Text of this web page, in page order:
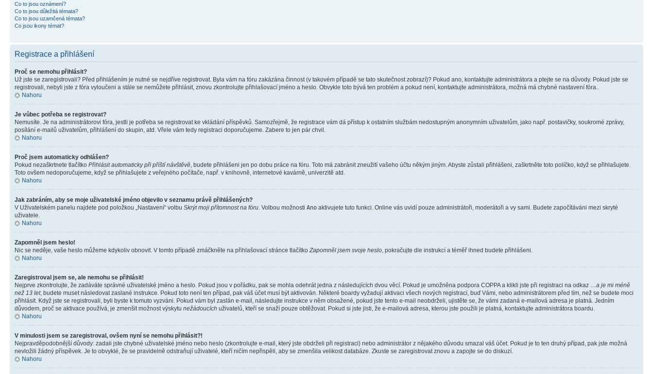
Co to jsou oznámení?
Co to jsou důležitá témata?
Co to jsou uzamčená témata?
Co jsou ikony témat?
Registrace a přihlášení
Proč se nemohu přihlásit?
Už jste se zaregistrovali? Před přihlášením je nutné se nejdříve registrovat. Byla vám na fóru zakázána činnost (v takovém případě se tato skutečnost zobrazí)? Pokud ano, kontaktujte administrátora a ptejte se na důvody. Pokud jste se
registrovali, nebyli jste z fóra vyloučeni a stále se nemůžete přihlásit, znovu zkontrolujte přihlašovací jméno a heslo. Obvykle toto bývá ten problém a pokud není, kontaktujte administrátora, možná má chybné nastavení fóra..
Nahoru
Je vůbec potřeba se registrovat?
Nemusíte. Je na administrátorovi fóra, jestli je potřeba se registrovat ke vkládání příspěvků. Samozřejmě, že registrace vám dá přístup k ostatním službám nedostupným anonymním uživatelům, jako např. postavičky, soukromé zprávy,
posílání e-mailů uživatelům, přihlášení do skupin, atd. Vřele vám tedy registraci doporučujeme. Zabere to jen pár chvil.
Nahoru
Proč jsem automaticky odhlášen?
Pokud nezaškrtnete tlačítko Přihlásit automaticky při příští návštěvě , budete přihlášeni jen po dobu práce na fóru. Toto má zabránit zneužití vašeho účtu někým jiným. Abyste zůstali přihlášeni, zaškrtněte toto políčko, když se přihlašujete.
Toto ovšem nedoporučujeme, když se přihlašujete z veřejného počítače, např. v knihovně, internetové kavárně, univerzitě atd.
Nahoru
Jak zabráním, aby se moje uživatelské jméno objevilo v seznamu právě přihlášených?
V Uživatelském panelu najdete pod položkou „Nastavení“ volbu Skrýt moji přítomnost na fóru . Volbou možnosti Ano aktivujete tuto funkci. Online vás uvidí pouze administrátoři, moderátoři a vy sami. Budete započítáváni mezi skryté
uživatele.
Nahoru
Zapomněl jsem heslo!
Nic se neděje, vaše heslo můžeme kdykoliv obnovit. V tomto případě zmáčkněte na přihlašovací stránce tlačítko Zapomněl jsem svoje heslo , pokračujte dle instrukcí a téměř ihned budete přihlášeni.
Nahoru
Zaregistroval jsem se, ale nemohu se přihlásit!
Nejprve zkontrolujte, že zadáváte správné uživatelské jméno a heslo. Pokud jsou v pořádku, pak se mohla odehrát jedna z následujících dvou věcí. Pokud je umožněna podpora COPPA a klikli jste při registraci na odkaz …a je mi méně
než 13 let, budete muset následovat zaslané instrukce. Pokud toto není ten případ, pak váš účet musí být aktivován. Některé boardy vyžadují aktivaci všech nových registrací, buď Vámi, nebo administrátorem před tím, než se budete moci
přihlásit. Když jste se registrovali, byli byste k tomuto vyzváni. Pokud vám byl zaslán e-mail, následujte instrukce v něm obsažené, pokud jste tento e-mail neobdrželi, ujistěte se, že vámi zadaná e-mailová adresa je platná. Jedním
důvodem, proč se aktivace používá, je zmenšit možnost výskytu nežádoucích uživatelů, kteří se snaží pouze obtěžovat. Pokud si jste jisti, že e-mailová adresa, kterou jste použili je platná, kontaktujte administrátora boardu.
Nahoru
V minulosti jsem se zaregistroval, ovšem nyní se nemohu přihlásit?!
Nejpravděpodobnější důvody: zadali jste chybné uživatelské jméno nebo heslo (zkontrolujte e-mail, který jste obdrželi při registraci) nebo administrátor z nějakého důvodu smazal váš účet. Pokud je to ten druhý případ, pak jste možná
nevložili žádný příspěvek. Je to obvyklé, že se pravidelně odstraňují uživatelé, kteří ničím nepřispěli, aby se zmenšila velikost databáze. Zkuste se zaregistrovat znovu a zapojte se do diskuzí.
Nahoru